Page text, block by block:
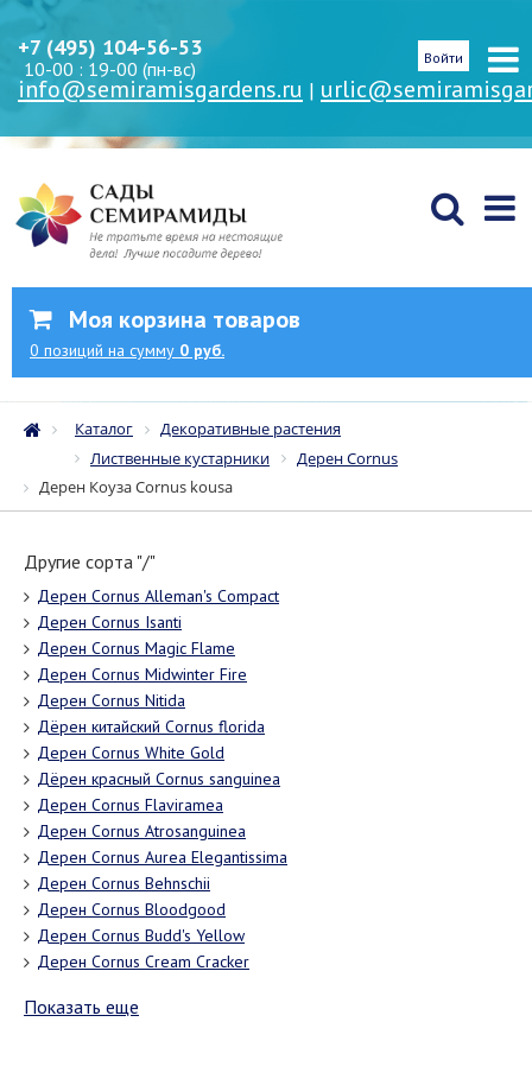
+7 (495) 104-56-53
10-00 : 19-00 (пн-вс)
info@semiramisgardens.ru |
Войти
Моя корзина товаров
0 позиций на сумму 0 руб.
Каталог
Декоративные растения
Лиственные кустарники
Дерен Cornus
Дерен Коуза Сornus kousa
Другие сорта "/"
Дерен Cornus Alleman's Compact
Дерен Cornus Isanti
Дерен Cornus Magic Flame
Дерен Cornus Midwinter Fire
Дерен Cornus Nitida
Дёрен китайский Cornus florida
Дерен Cornus White Gold
Дёрен красный Cornus sanguinea
Дерен Cornus Flaviramea
Дерен Cornus Atrosanguinea
Дерен Cornus Aurea Elegantissima
Дерен Cornus Behnschii
Дерен Cornus Bloodgood
Дерен Cornus Budd's Yellow
Дерен Cornus Cream Cracker
Показать еще